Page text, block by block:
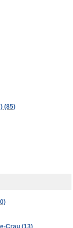
(85)
Crau (13)